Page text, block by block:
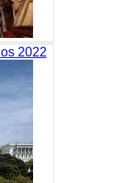
2022